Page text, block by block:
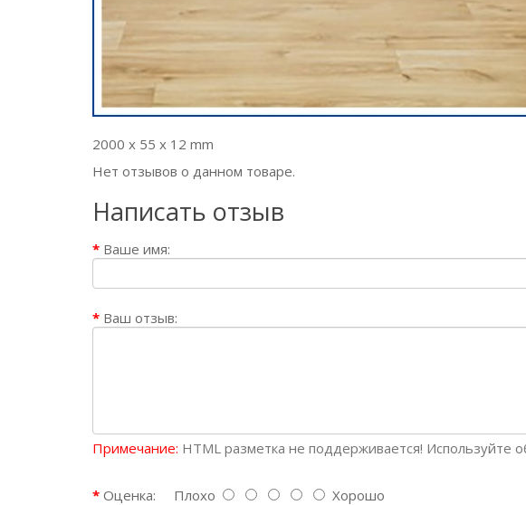
2000 x 55 x 12 mm
Нет отзывов о данном товаре.
Написать отзыв
Ваше имя:
Ваш отзыв:
Примечание: HTML разметка не поддерживается! Используйте
Оценка: Плохо Хорошо